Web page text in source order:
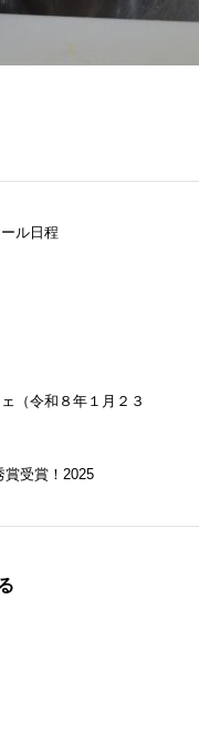
ル日程
（令和８年１月２３
賞受賞！2025